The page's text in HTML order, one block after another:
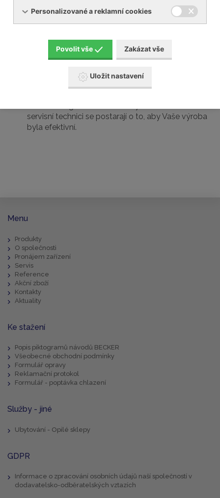
lisu, nebo špičkový plynotěsný kompresor na
hélium, kyslík, vodík a další plyny, pomůžeme vám
Díky tomu, že jsme autorizovaným zástupcem pro
servisní technici se postarají o to, aby Vaše výroba
byla efektivní.
Menu
Produkty
O společnosti
Pronájem zařízení
Servis
Reference
Akční zboží
Kontakty
Aktuality
Ke stažení
Popis piktogramů návodů BECKER
Všeobecné obchodní podmínky
Formulář opravy
Reklamační protokol
Formulář - poptávka chlazení
Služby - jiné
Ubytování - Opilé sklepy
GDPR
Informace o zpracování osobních údajů naší společností v
dodavatelsko-odběratelských vztazích
Personalizované a reklamní cookies
Povolit vše Zakázat vše
Uložit nastavení